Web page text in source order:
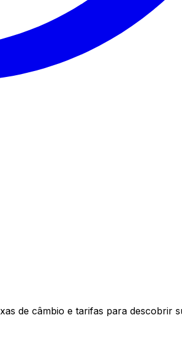
de câmbio e tarifas para descobrir